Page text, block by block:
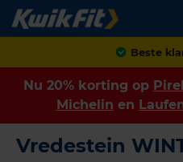
Nu 20% korting op
Michelin en
Vredestein